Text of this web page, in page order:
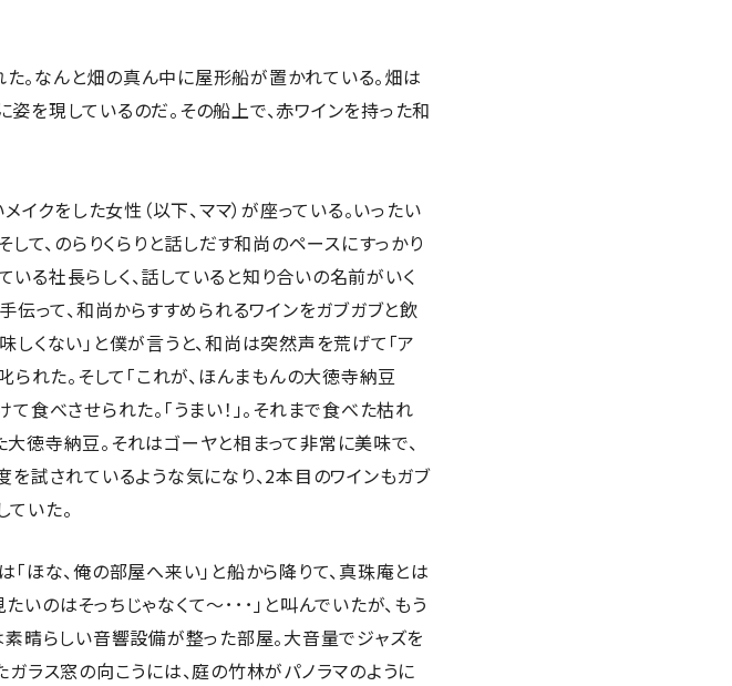
。なんと畑の真ん中に屋形船が置かれている。畑は
を現しているのだ。その船上で、赤ワインを持った和
クをした女性（以下、ママ）が座っている。いったい
て、のらりくらりと話しだす和尚のペースにすっかり
る社長らしく、話していると知り合いの名前がいく
伝って、和尚からすすめられるワインをガブガブと飲
くない」と僕が言うと、和尚は突然声を荒げて「ア
られた。そして「これが、ほんまもんの大徳寺納豆
食べさせられた。「うまい！」。それまで食べた枯れ
徳寺納豆。それはゴーヤと相まって非常に美味で、
を試されているような気になり、2本目のワインもガブ
いた。
ほな、俺の部屋へ来い」と船から降りて、真珠庵とは
のはそっちじゃなくて〜･･･」と叫んでいたが、もう
素晴らしい音響設備が整った部屋。大音量でジャズを
ラス窓の向こうには、庭の竹林がパノラマのように